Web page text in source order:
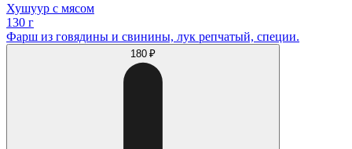
Хушуур с мясом
130 г
Фарш из говядины и свинины, лук репчатый, специи.
180 ₽